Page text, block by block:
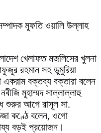
মুফতি ওয়ালি উল্লাহ
খেলাফত মজলিসের খুলনা
রহমান সহ ডুমুরিয়া
একরাম বক্তব্য বক্তারা বলেন
মুহাম্মদ সাল্লাল্লাহু
শুরুর আগে রাসূল সা.
কণ্ঠে বলেন, ওগো
বড়ই প্রয়োজন।